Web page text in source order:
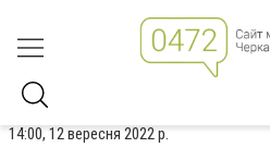
14:00, 12 вересня 2022 р.